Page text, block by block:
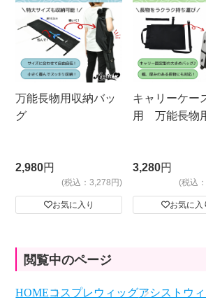
万能長物用収納バッ
グ
2,980円
(税込：3,278円)
お気に入り
キャリーケー
用 万能長物
3,280円
(税込
お気に入
閲覧中のページ
HOMEコスプレウィッグアシストウ